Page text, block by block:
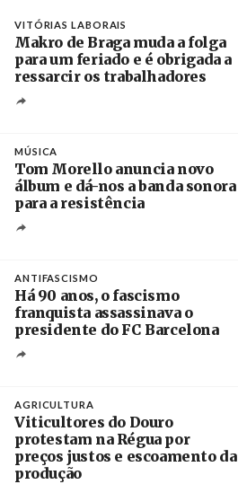
VITÓRIAS LABORAIS
Makro de Braga muda a folga
para um feriado e é obrigada a
ressarcir os trabalhadores
MÚSICA
Tom Morello anuncia novo
álbum e dá-nos a banda sonora
para a resistência
ANTIFASCISMO
Há 90 anos, o fascismo
franquista assassinava o
presidente do FC Barcelona
AGRICULTURA
Viticultores do Douro
protestam na Régua por
preços justos e escoamento da
produção